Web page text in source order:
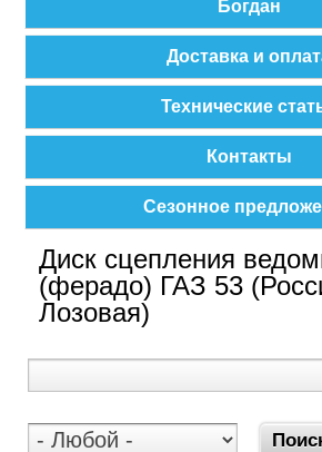
Богдан
Доставка и
Технические
Контакты
Сезонное
Диск сцепления
(ферадо) ГАЗ 53
Лозовая)